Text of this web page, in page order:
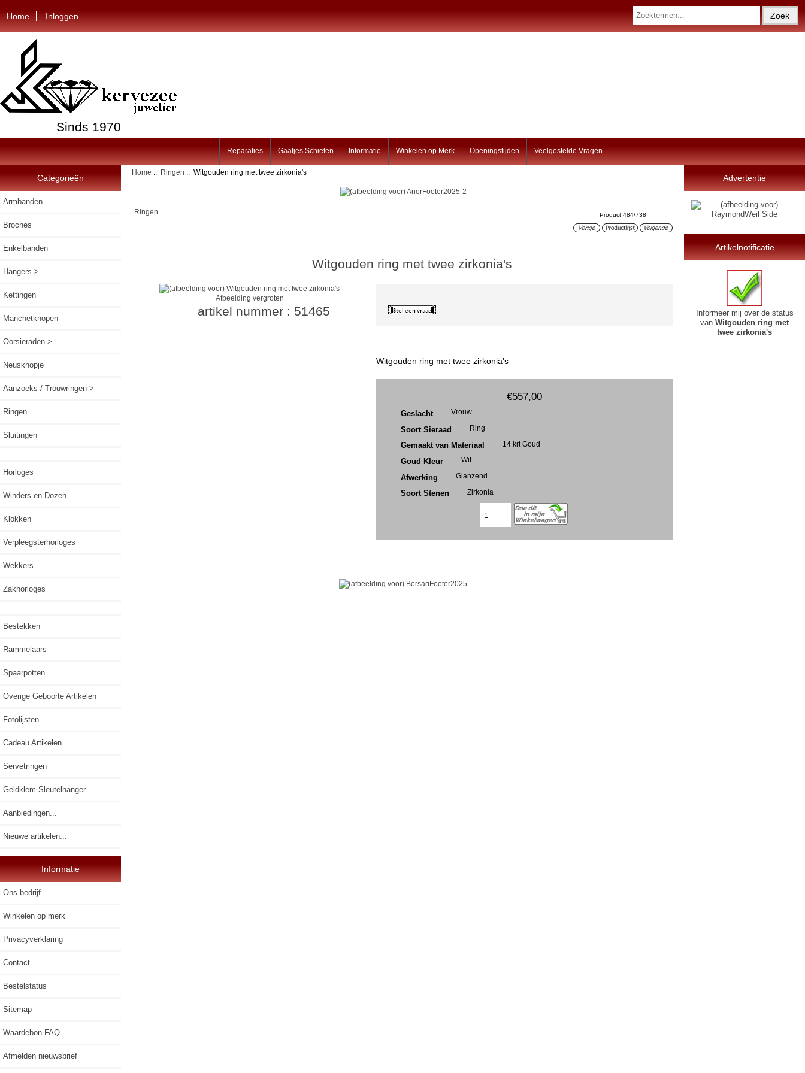
Home Inloggen
Sinds 1970
Reparaties Gaatjes Schieten Informatie Winkelen op Merk Openingstijden Veelgestelde Vragen
Categorieën
Armbanden
Broches
Enkelbanden
Hangers->
Kettingen
Manchetknopen
Oorsieraden->
Neusknopje
Aanzoeks / Trouwringen->
Ringen
Sluitingen
Horloges
Winders en Dozen
Klokken
Verpleegsterhorloges
Wekkers
Zakhorloges
Bestekken
Rammelaars
Spaarpotten
Overige Geboorte Artikelen
Fotolijsten
Cadeau Artikelen
Servetringen
Geldklem-Sleutelhanger
Aanbiedingen...
Nieuwe artikelen...
Informatie
Ons bedrijf
Winkelen op merk
Privacyverklaring
Contact
Bestelstatus
Sitemap
Waardebon FAQ
Afmelden nieuwsbrief
Home :: Ringen :: Witgouden ring met twee zirkonia's
Ringen Product 484/738
Witgouden ring met twee zirkonia's
Afbeelding vergroten
artikel nummer : 51465
Witgouden ring met twee zirkonia's
€557,00
Geslacht Vrouw
Soort Sieraad Ring
Gemaakt van Materiaal 14 krt Goud
Goud Kleur Wit
Afwerking Glanzend
Soort Stenen Zirkonia
Advertentie
Artikelnotificatie
Informeer mij over de status
vanWitgouden ring met
twee zirkonia's